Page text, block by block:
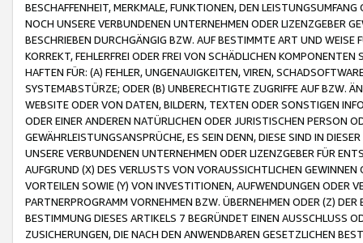
BESCHAFFENHEIT, MERKMALE, FUNKTIONEN, DEN
NOCH UNSERE VERBUNDENEN UNTERNEHMEN ODER LIZENZGEBER
BESCHRIEBEN DURCHGÄNGIG BZW. AUF BESTIMMTE ART UND
KORREKT, FEHLERFREI ODER FREI VON SCHÄDLICHEN
HAFTEN FÜR: (A) FEHLER, UNGENAUIGKEITEN, VIREN,
SYSTEMABSTÜRZE; ODER (B) UNBERECHTIGTE ZUGRIFFE AUF BZW.
WEBSITE ODER VON DATEN, BILDERN, TEXTEN ODER SONSTIGEN
ODER EINER ANDEREN NATÜRLICHEN ODER JURISTISCHEN PERSON
GEWÄHRLEISTUNGSANSPRÜCHE, ES SEIN DENN, DIESE SIND IN
UNSERE VERBUNDENEN UNTERNEHMEN ODER LIZENZGEBER FÜR
AUFGRUND (X) DES VERLUSTS VON VORAUSSICHTLICHEN
VORTEILEN SOWIE (Y) VON INVESTITIONEN, AUFWENDUNGEN ODER
PARTNERPROGRAMM VORNEHMEN BZW. ÜBERNEHMEN ODER (Z)
BESTIMMUNG DIESES ARTIKELS 7 BEGRÜNDET EINEN AUSSCHLUSS
ZUSICHERUNGEN, DIE NACH DEN ANWENDBAREN GESETZLICHEN